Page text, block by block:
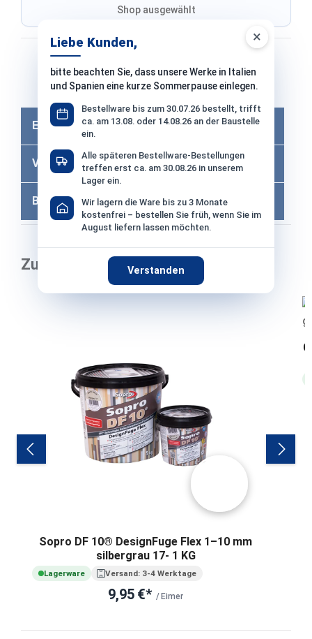
×
Liebe Kunden,
bitte beachten Sie, dass unsere Werke in Italien
und Spanien eine kurze Sommerpause einlegen.
Bestellware bis zum 30.07.26 bestellt, trifft
ca. am 13.08. oder 14.08.26 an der Baustelle
ein.
Alle späteren Bestellware-Bestellungen
treffen erst ca. am 30.08.26 in unserem
Lager ein.
Wir lagern die Ware bis zu 3 Monate
kostenfrei – bestellen Sie früh, wenn Sie im
August liefern lassen möchten.
Verstanden
Shop ausgewählt
Bezahlen mit
Bei Bezahlung per Vorkasse −2% Skonto
Eigenschaften
Versandkosten
Bewertungen
Zubehör
Produktgalerie überspringen
Sopro DF 10® DesignFuge Flex 1–10 mm
silbergrau 17- 1 KG
Lagerware Versand: 3-4 Werktage
9,95 €* / Eimer